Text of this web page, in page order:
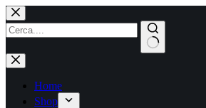
Home
Shop